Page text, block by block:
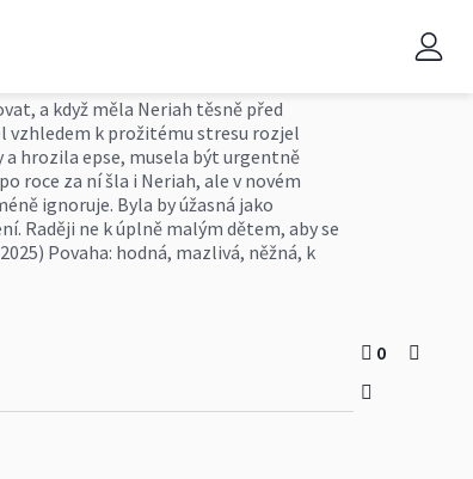
a když měla Neriah těsně před
vzhledem k prožitému stresu rozjel
hrozila epse, musela být urgentně
roce za ní šla i Neriah, ale v novém
ignoruje. Byla by úžasná jako
Raději ne k úplně malým dětem, aby se
Povaha: hodná, mazlivá, něžná, k
0